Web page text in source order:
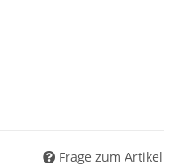
Frage zum Artikel